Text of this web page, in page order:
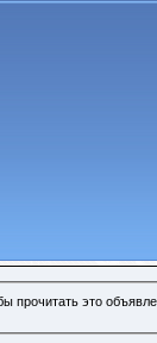
прочитать это